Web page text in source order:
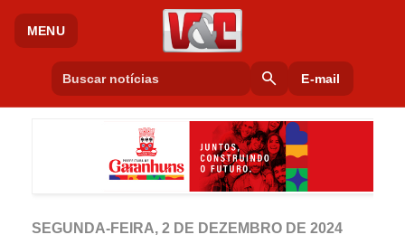
MENU
search E-mail
SEGUNDA-FEIRA, 2 DE DEZEMBRO DE 2024